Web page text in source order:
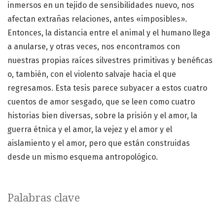
Palabras clave
inmersos en un tejido de sensibilidades nuevo, nos
afectan extrañas relaciones, antes «imposibles».
Entonces, la distancia entre el animal y el humano llega
a anularse, y otras veces, nos encontramos con
nuestras propias raíces silvestres primitivas y benéficas
o, también, con el violento salvaje hacia el que
regresamos. Esta tesis parece subyacer a estos cuatro
cuentos de amor sesgado, que se leen como cuatro
historias bien diversas, sobre la prisión y el amor, la
guerra étnica y el amor, la vejez y el amor y el
aislamiento y el amor, pero que están construidas
desde un mismo esquema antropológico.